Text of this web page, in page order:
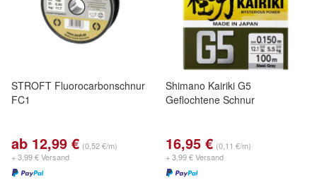
STROFT Fluorocarbonschnur
FC1
ab 12,99 € (0,52 €/m)
+ 3,99 € Versand
Shimano Kairiki G5
Geflochtene Schnur
16,95 € (0,11 €/m)
+ 3,99 € Versand